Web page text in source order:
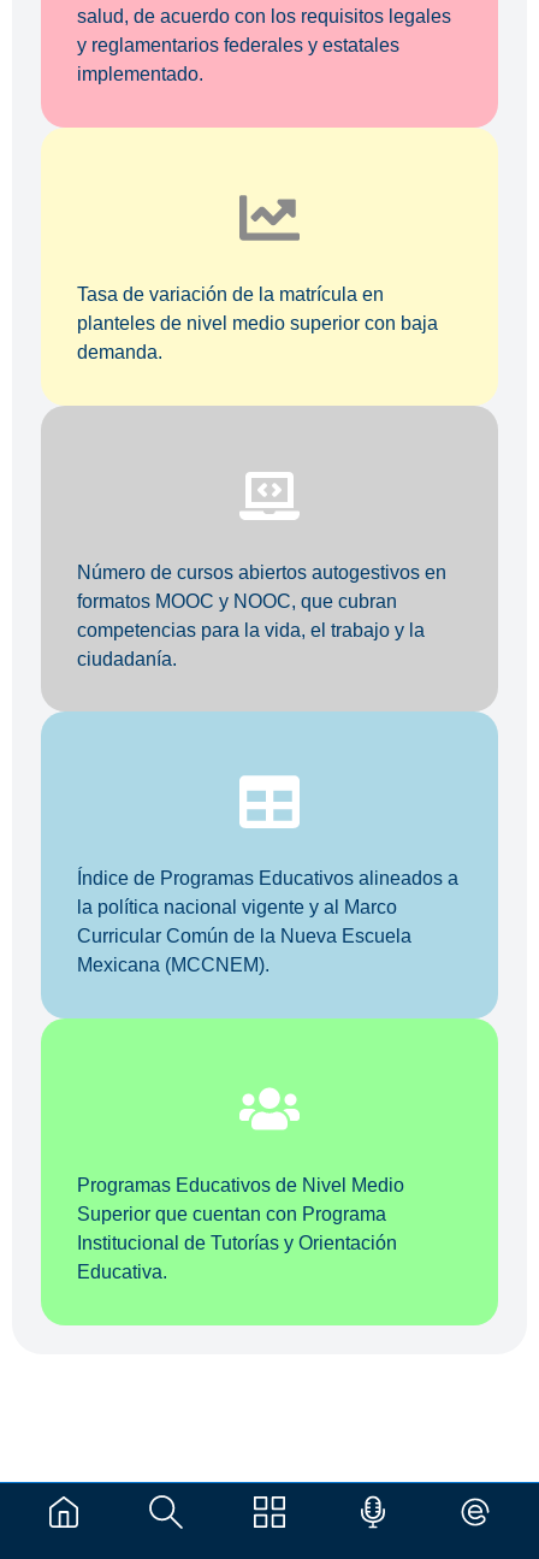
salud, de acuerdo con los requisitos legales
y reglamentarios federales y estatales
implementado.
Tasa de variación de la matrícula en
planteles de nivel medio superior con baja
demanda.
Número de cursos abiertos autogestivos en
formatos MOOC y NOOC, que cubran
competencias para la vida, el trabajo y la
ciudadanía.
Índice de Programas Educativos alineados a
la política nacional vigente y al Marco
Curricular Común de la Nueva Escuela
Mexicana (MCCNEM).
Programas Educativos de Nivel Medio
Superior que cuentan con Programa
Institucional de Tutorías y Orientación
Educativa.